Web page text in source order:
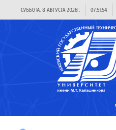
СУББОТА, 8 АВГУСТА 2026Г. 07:51:55